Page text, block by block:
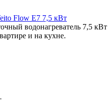
Flow E7 7,5 кВт
водонагреватель 7,5 кВт
и на кухне.